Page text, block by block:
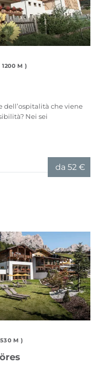
M )
dell’ospitalità che viene
Nei sei
da 52 €
M )